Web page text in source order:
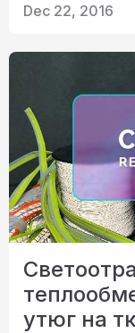
Dec 22, 2016
утюг на